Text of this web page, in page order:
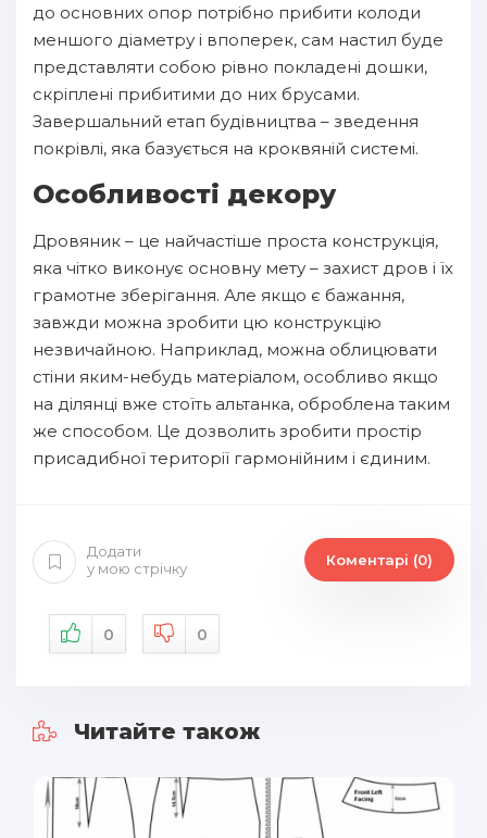
до основних опор потрібно прибити колоди
меншого діаметру і впоперек, сам настил буде
представляти собою рівно покладені дошки,
скріплені прибитими до них брусами.
Завершальний етап будівництва – зведення
покрівлі, яка базується на кроквяній системі.
Особливості декору
Дровяник – це найчастіше проста конструкція,
яка чітко виконує основну мету – захист дров і їх
грамотне зберігання. Але якщо є бажання,
завжди можна зробити цю конструкцію
незвичайною. Наприклад, можна облицювати
стіни яким-небудь матеріалом, особливо якщо
на ділянці вже стоїть альтанка, оброблена таким
же способом. Це дозволить зробити простір
присадибної території гармонійним і єдиним.
Додати
у мою стрічку
Коментарі (0)
0 0
Читайте також